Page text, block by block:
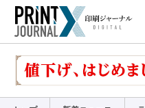
で
リ